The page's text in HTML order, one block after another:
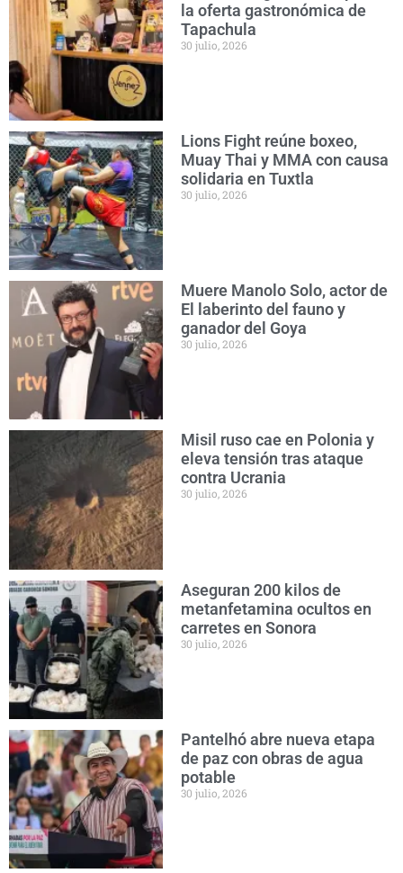
la oferta gastronómica de
Tapachula
30 julio, 2026
Lions Fight reúne boxeo,
Muay Thai y MMA con causa
solidaria en Tuxtla
30 julio, 2026
Muere Manolo Solo, actor de
El laberinto del fauno y
ganador del Goya
30 julio, 2026
Misil ruso cae en Polonia y
eleva tensión tras ataque
contra Ucrania
30 julio, 2026
Aseguran 200 kilos de
metanfetamina ocultos en
carretes en Sonora
30 julio, 2026
Pantelhó abre nueva etapa
de paz con obras de agua
potable
30 julio, 2026